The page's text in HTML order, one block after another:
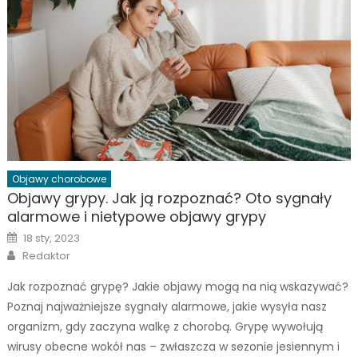
Objawy chorobowe
Objawy grypy. Jak ją rozpoznać? Oto sygnały
alarmowe i nietypowe objawy grypy
Posted
on
18 sty, 2023
Author
Redaktor
Jak rozpoznać grypę? Jakie objawy mogą na nią wskazywać?
Poznaj najważniejsze sygnały alarmowe, jakie wysyła nasz
organizm, gdy zaczyna walkę z chorobą. Grypę wywołują
wirusy obecne wokół nas – zwłaszcza w sezonie jesiennym i